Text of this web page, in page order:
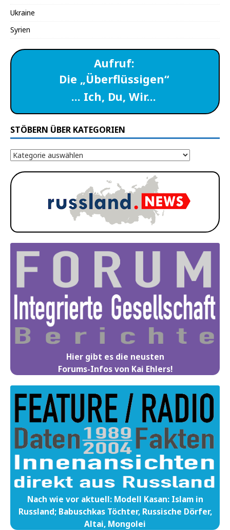
Ukraine
Syrien
Aufruf:
Die „Überflüssigen“
… Ich, Du, Wir…
STÖBERN ÜBER KATEGORIEN
Hier gibt es die neusten
Forums-Infos von Kai Ehlers!
Nach wie vor aktuell: Modell Kasan: Islam in
Russland; Babuschkas Töchter, Russische Dörfer,
Altai, Mongolei